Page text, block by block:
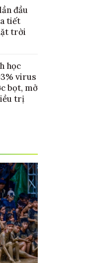
đầu
tiết
trời
học
virus
bọt, mở
trị